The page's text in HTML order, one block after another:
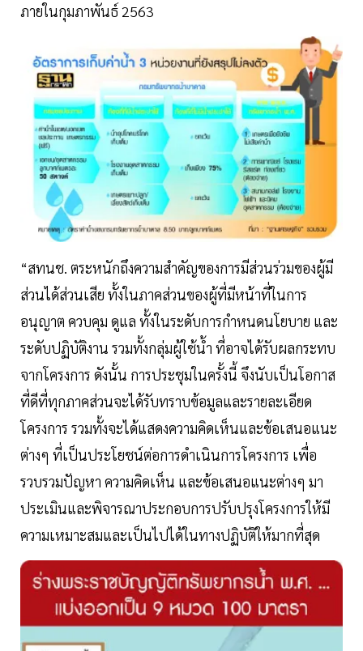
ภายในกุมภาพันธ์ 2563
“สทนช. ตระหนักถึงความสำคัญของการมีส่วนร่วมของผู้มี
ส่วนได้ส่วนเสีย ทั้งในภาคส่วนของผู้ที่มีหน้าที่ในการ
อนุญาต ควบคุม ดูแล ทั้งในระดับการกำหนดนโยบาย และ
ระดับปฏิบัติงาน รวมทั้งกลุ่มผู้ใช้น้ำ ที่อาจได้รับผลกระทบ
จากโครงการ ดังนั้น การประชุมในครั้งนี้ จึงนับเป็นโอกาส
ที่ดีที่ทุกภาคส่วนจะได้รับทราบข้อมูลและรายละเอียด
โครงการ รวมทั้งจะได้แสดงความคิดเห็นและข้อเสนอแนะ
ต่างๆ ที่เป็นประโยชน์ต่อการดำเนินการโครงการ เพื่อ
รวบรวมปัญหา ความคิดเห็น และข้อเสนอแนะต่างๆ มา
ประเมินและพิจารณาประกอบการปรับปรุงโครงการให้มี
ความเหมาะสมและเป็นไปได้ในทางปฏิบัติให้มากที่สุด